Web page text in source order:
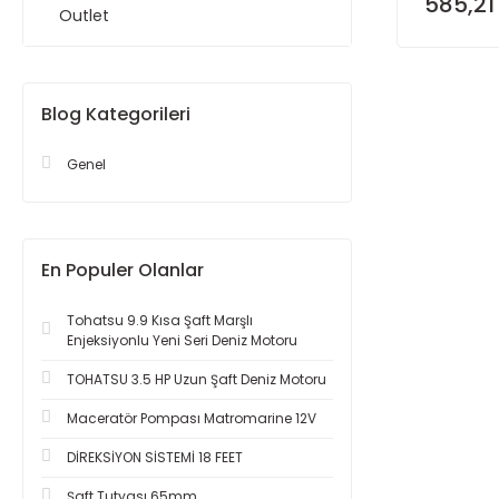
Outlet
Blog Kategorileri
Genel
En Populer Olanlar
Tohatsu 9.9 Kısa Şaft Marşlı
Enjeksiyonlu Yeni Seri Deniz Motoru
TOHATSU 3.5 HP Uzun Şaft Deniz Motoru
Maceratör Pompası Matromarine 12V
DİREKSİYON SİSTEMİ 18 FEET